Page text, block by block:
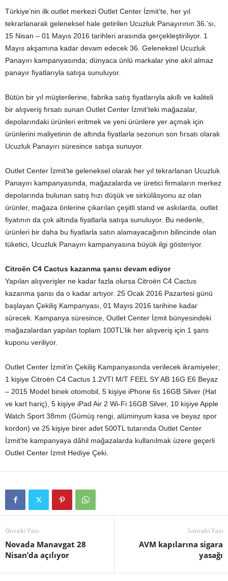
Türkiye’nin ilk outlet merkezi Outlet Center İzmit’te, her yıl
tekrarlanarak geleneksel hale getirilen Ucuzluk Panayırının 36.’sı,
15 Nisan – 01 Mayıs 2016 tarihleri arasında gerçekleştiriliyor. 1
Mayıs akşamına kadar devam edecek 36. Geleneksel Ucuzluk
Panayırı kampanyasında; dünyaca ünlü markalar yine akıl almaz
panayır fiyatlarıyla satışa sunuluyor.
Bütün bir yıl müşterilerine, fabrika satış fiyatlarıyla akıllı ve kaliteli
bir alışveriş fırsatı sunan Outlet Center İzmit’teki mağazalar,
depolarındaki ürünleri eritmek ve yeni ürünlere yer açmak için
ürünlerini maliyetinin de altında fiyatlarla sezonun son fırsatı olarak
Ucuzluk Panayırı süresince satışa sunuyor.
Outlet Center İzmit’te geleneksel olarak her yıl tekrarlanan Ucuzluk
Panayırı kampanyasında, mağazalarda ve üretici firmaların merkez
depolarında bulunan satış hızı düşük ve sirkülâsyonu az olan
ürünler, mağaza önlerine çıkarılan çeşitli stand ve askılarda, outlet
fiyatının da çok altında fiyatlarla satışa sunuluyor. Bu nedenle,
ürünleri bir daha bu fiyatlarla satın alamayacağının bilincinde olan
tüketici, Ucuzluk Panayırı kampanyasına büyük ilgi gösteriyor.
Citroën C4 Cactus kazanma şansı devam ediyor
Yapılan alışverişler ne kadar fazla olursa Citroën C4 Cactus
kazanma şansı da o kadar artıyor. 25 Ocak 2016 Pazartesi günü
başlayan Çekiliş Kampanyası, 01 Mayıs 2016 tarihine kadar
sürecek. Kampanya süresince, Outlet Center İzmit bünyesindeki
mağazalardan yapılan toplam 100TL’lik her alışveriş için 1 şans
kuponu veriliyor.
Outlet Center İzmit’in Çekiliş Kampanyasında verilecek ikramiyeler;
1 kişiye Citroën C4 Cactus 1.2VTI M/T FEEL SY AB 16G E6 Beyaz
– 2015 Model binek otomobil, 5 kişiye iPhone 6s 16GB Silver (Hat
ve kart hariç), 5 kişiye iPad Air 2 Wi-Fi 16GB Silver, 10 kişiye Apple
Watch Sport 38mm (Gümüş rengi, alüminyum kasa ve beyaz spor
kordon) ve 25 kişiye birer adet 500TL tutarında Outlet Center
İzmit’te kampanyaya dâhil mağazalarda kullanılmak üzere geçerli
Outlet Center İzmit Hediye Çeki.
Önceki Yazı
Novada Manavgat 28
Nisan’da açılıyor
Sonraki Yazı
AVM kapılarına sigara
yasağı